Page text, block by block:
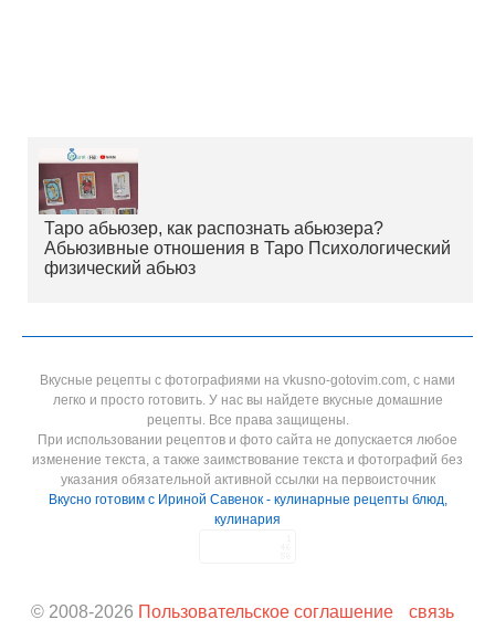
Таро абьюзер, как распознать абьюзера?
Абьюзивные отношения в Таро Психологический
физический абьюз
Вкусные рецепты с фотографиями на vkusno-gotovim.com, с нами
легко и просто готовить. У нас вы найдете вкусные домашние
рецепты. Все права защищены.
При использовании рецептов и фото сайта не допускается любое
изменение текста, а также заимствование текста и фотографий без
указания обязательной активной ссылки на первоисточник
Вкусно готовим с Ириной Савенок - кулинарные рецепты блюд,
кулинария
© 2008-2026 Пользовательское соглашение связь